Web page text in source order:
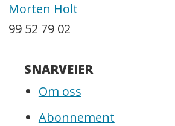
Morten Holt
99 52 79 02
SNARVEIER
Om oss
Abonnement